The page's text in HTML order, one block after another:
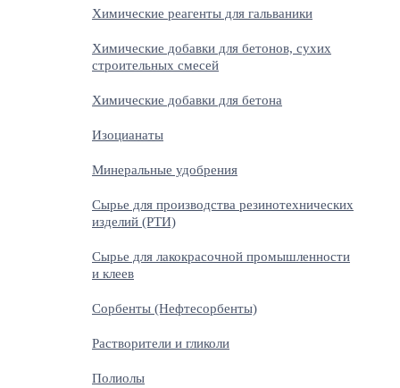
Химические реагенты для гальваники
Химические добавки для бетонов, сухих
строительных смесей
Химические добавки для бетона
Изоцианаты
Минеральные удобрения
Сырье для производства резинотехнических
изделий (РТИ)
Сырье для лакокрасочной промышленности
и клеев
Сорбенты (Нефтесорбенты)
Растворители и гликоли
Полиолы